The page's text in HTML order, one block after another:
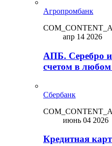
Агропромбанк
апр 14 2026
АПБ. Серебро
счетом в
Сбербанк
июнь 04 2026
Кредитная